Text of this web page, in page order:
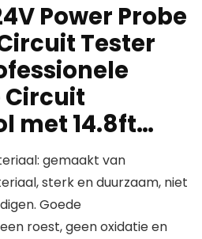
Power Probe
Tester
met 14.8ft…
gemaakt van
sterk en duurzaam, niet
Goede
roest, geen oxidatie en